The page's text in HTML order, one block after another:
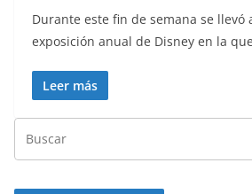
Durante este fin de semana se llevó
exposición anual de Disney en la
Leer más